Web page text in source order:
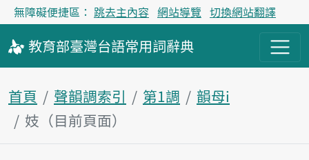
無障礙便捷區： 跳去主內容 網站導覽 切換網站翻譯
教育部臺灣台語常用詞辭典
首頁 聲韻調索引 第1調
韻母i
妓（目前頁面）